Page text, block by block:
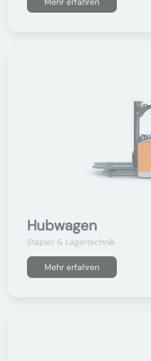
Hubwagen
Stapler & Lagertechnik
Mehr erfahren